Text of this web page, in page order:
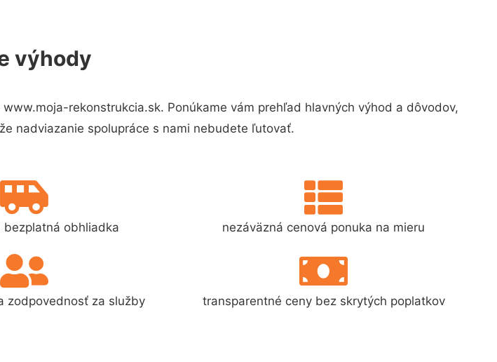
výhody
rekonstrukcia.sk. Ponúkame vám prehľad hlavných výhod a dôvodov,
nadviazanie spolupráce s nami nebudete ľutovať.
bezplatná obhliadka nezáväzná cenová ponuka na mieru
zodpovednosť za služby transparentné ceny bez skrytých poplatkov